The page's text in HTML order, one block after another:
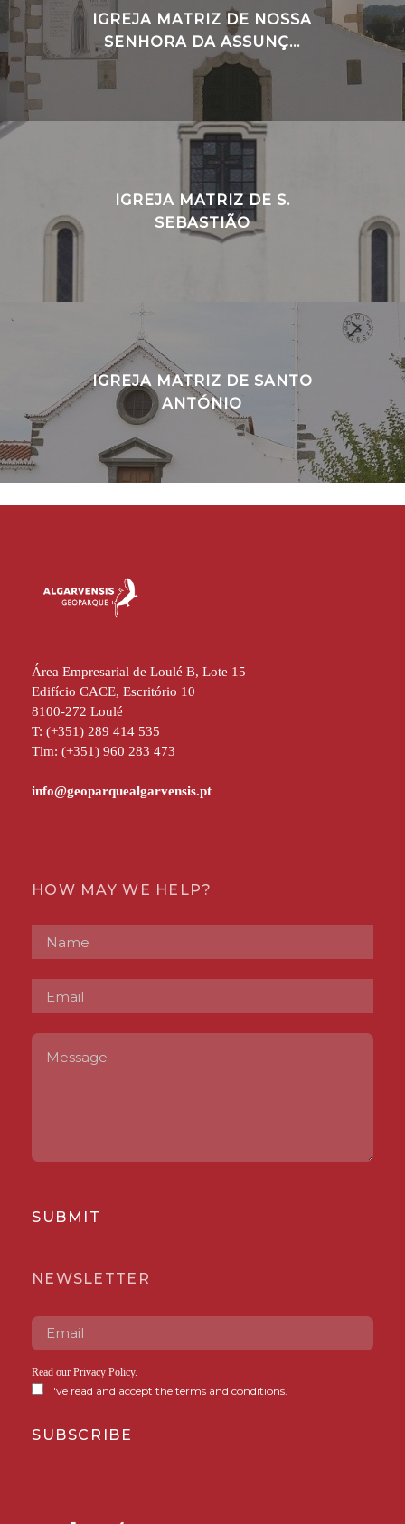
IGREJA MATRIZ DE NOSSA
SENHORA DA ASSUNÇ...
IGREJA MATRIZ DE S.
SEBASTIÃO
IGREJA MATRIZ DE SANTO
ANTÓNIO
Área Empresarial de Loulé B, Lote 15
Edifício CACE, Escritório 10
8100-272 Loulé
T: (+351) 289 414 535
Tlm: (+351) 960 283 473
HOW MAY WE HELP?
SUBMIT
NEWSLETTER
Read our Privacy Policy.
I've read and accept the terms and conditions.